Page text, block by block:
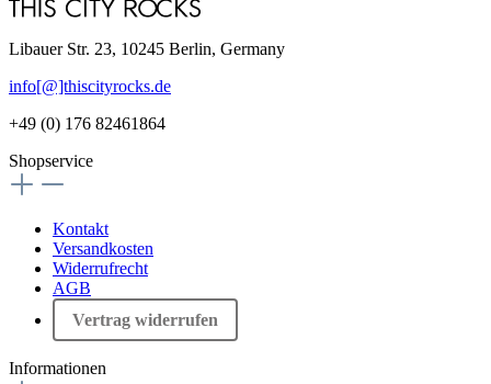
Libauer Str. 23, 10245 Berlin, Germany
info[@]thiscityrocks.de
+49 (0) 176 82461864
Shopservice
Kontakt
Versandkosten
Widerrufrecht
AGB
Vertrag widerrufen
Informationen